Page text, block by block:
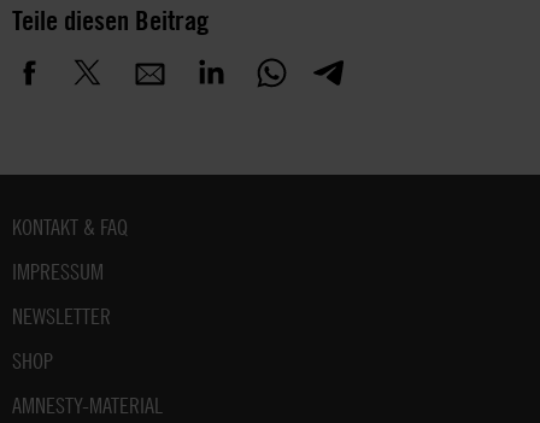
Teile diesen Beitrag
Fußbereich
KONTAKT & FAQ
IMPRESSUM
NEWSLETTER
SHOP
AMNESTY-MATERIAL